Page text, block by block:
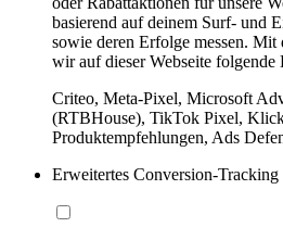
basierend auf deinem Surf- und
sowie deren Erfolge messen.
wir auf dieser Webseite folgende
Criteo, Meta-Pixel, Microsoft
(RTBHouse), TikTok Pixel,
Produktempfehlungen, Ads
Erweitertes Conversion-Tracking